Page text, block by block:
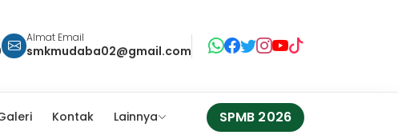
Almat Email
smkmudaba02@gmail.com
Kontak Lainnya SPMB 2026